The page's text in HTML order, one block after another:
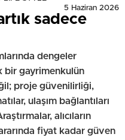
5 Haziran 2026
sadece
dengeler
bir gayrimenkulün
proje güvenilirliği,
ulaşım bağlantıları
alıcıların
fiyat kadar güven